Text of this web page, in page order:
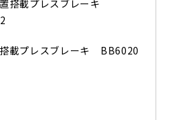
搭載プレスブレーキ
載プレスブレーキ BB6020